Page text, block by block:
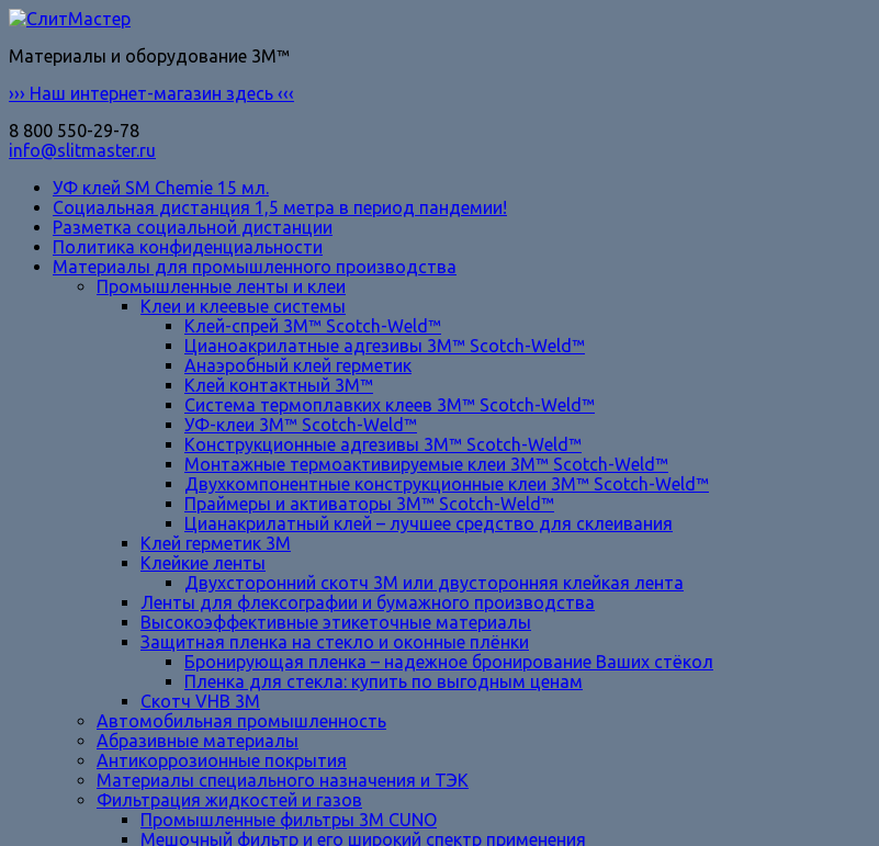
Материалы и оборудование 3M™
››› Наш интернет-магазин здесь ‹‹‹
8 800 550-29-78
info@slitmaster.ru
УФ клей SM Chemie 15 мл.
Социальная дистанция 1,5 метра в период пандемии!
Разметка социальной дистанции
Политика конфиденциальности
Материалы для промышленного производства
Промышленные ленты и клеи
Клеи и клеевые системы
Клей-спрей 3M™ Scotch-Weld™
Цианоакрилатные адгезивы 3M™ Scotch-Weld™
Анаэробный клей герметик
Клей контактный 3M™
Система термоплавких клеев 3M™ Scotch-Weld™
УФ-клеи 3M™ Scotch-Weld™
Конструкционные адгезивы 3M™ Scotch-Weld™
Монтажные термоактивируемые клеи 3M™ Scotch-Weld™
Двухкомпонентные конструкционные клеи 3M™ Scotch-Weld™
Праймеры и активаторы 3M™ Scotch-Weld™
Цианакрилатный клей – лучшее средство для склеивания
Клей герметик 3М
Клейкие ленты
Двухсторонний скотч 3М или двусторонняя клейкая лента
Ленты для флексографии и бумажного производства
Высокоэффективные этикеточные материалы
Защитная пленка на стекло и оконные плёнки
Бронирующая пленка – надежное бронирование Ваших стёкол
Пленка для стекла: купить по выгодным ценам
Cкотч VHB 3M
Автомобильная промышленность
Абразивные материалы
Антикоррозионные покрытия
Материалы специального назначения и ТЭК
Фильтрация жидкостей и газов
Промышленные фильтры 3M CUNO
Мешочный фильтр и его широкий спектр применения